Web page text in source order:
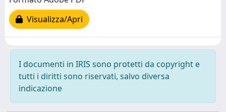
Visualizza/Apri
I documenti in IRIS sono protetti da copyright e
tutti i diritti sono riservati, salvo diversa
indicazione